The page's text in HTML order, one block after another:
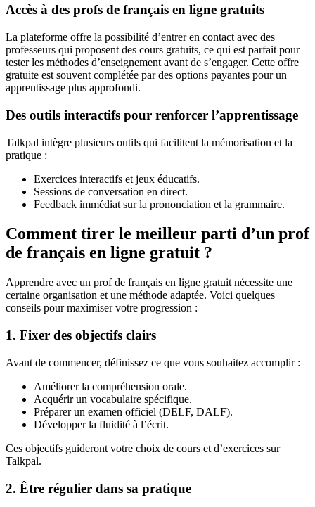
Accès à des profs de français en ligne gratuits
La plateforme offre la possibilité d’entrer en contact avec des
professeurs qui proposent des cours gratuits, ce qui est parfait pour
tester les méthodes d’enseignement avant de s’engager. Cette offre
gratuite est souvent complétée par des options payantes pour un
apprentissage plus approfondi.
Des outils interactifs pour renforcer l’apprentissage
Talkpal intègre plusieurs outils qui facilitent la mémorisation et la
pratique :
Exercices interactifs et jeux éducatifs.
Sessions de conversation en direct.
Feedback immédiat sur la prononciation et la grammaire.
Comment tirer le meilleur parti d’un prof
de français en ligne gratuit ?
Apprendre avec un prof de français en ligne gratuit nécessite une
certaine organisation et une méthode adaptée. Voici quelques
conseils pour maximiser votre progression :
1. Fixer des objectifs clairs
Avant de commencer, définissez ce que vous souhaitez accomplir :
Améliorer la compréhension orale.
Acquérir un vocabulaire spécifique.
Préparer un examen officiel (DELF, DALF).
Développer la fluidité à l’écrit.
Ces objectifs guideront votre choix de cours et d’exercices sur
Talkpal.
2. Être régulier dans sa pratique